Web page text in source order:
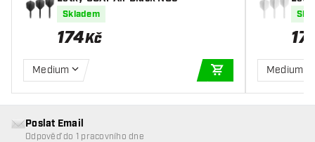
Skladem
174Kč
Medium
PŘIDAT DO KOŠÍKU
Medium
Poslat Email
Odpověď do 1 pracovního dne